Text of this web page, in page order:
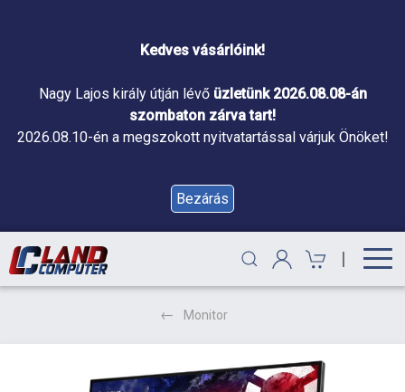
Kedves vásárlóink!
Nagy Lajos király útján lévő üzletünk 2026.08.08-án
szombaton zárva tart!
2026.08.10-én a megszokott nyitvatartással várjuk Önöket!
Bezárás
|
Monitor